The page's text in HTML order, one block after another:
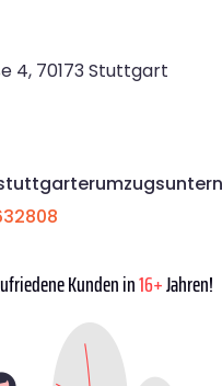
4, 70173 Stuttgart
Kunden in16+Jahren!